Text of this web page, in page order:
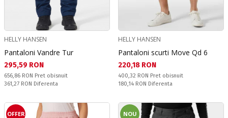
HELLY HANSEN
Pantaloni Vandre Tur
Текуща цена:
295,59 RON
Pret obisnuit:
656,86 RON Pret obisnuit
Спестявате:
361,27 RON Diferenta
HELLY HANSEN
Pantaloni scurti Move Qd 6
Текуща цена:
220,18 RON
Pret obisnuit:
400,32 RON Pret obisnuit
Спестявате:
180,14 RON Diferenta
OFFER NOU